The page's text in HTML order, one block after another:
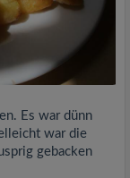
Es war dünn
war die
gebacken